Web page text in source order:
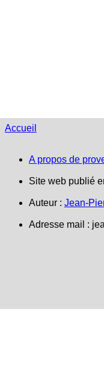
Accueil
A propos de
Site web publié
Auteur : Jean-
Adresse mail :